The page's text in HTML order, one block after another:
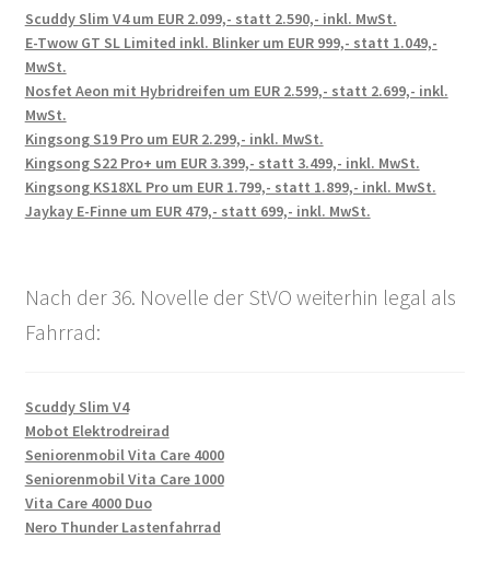
Scuddy Slim V4 um EUR 2.099,- statt 2.590,- inkl. MwSt.
E-Twow GT SL Limited inkl. Blinker um EUR 999,- statt 1.049,-
MwSt.
Nosfet Aeon mit Hybridreifen um EUR 2.599,- statt 2.699,- inkl.
MwSt.
Kingsong S19 Pro um EUR 2.299,- inkl. MwSt.
Kingsong S22 Pro+ um EUR 3.399,- statt 3.499,- inkl. MwSt.
Kingsong KS18XL Pro um EUR 1.799,- statt 1.899,- inkl. MwSt.
Jaykay E-Finne um EUR 479,- statt 699,- inkl. MwSt.
Nach der 36. Novelle der StVO weiterhin legal als
Fahrrad:
Scuddy Slim V4
Mobot Elektrodreirad
Seniorenmobil Vita Care 4000
Seniorenmobil Vita Care 1000
Vita Care 4000 Duo
Nero Thunder Lastenfahrrad